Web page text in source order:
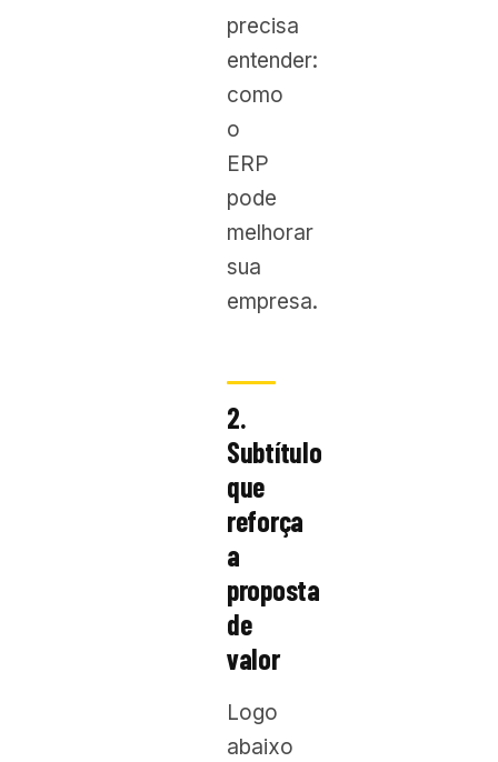
precisa
entender:
como
o
ERP
pode
melhorar
sua
empresa.
2.
Subtítulo
que
reforça
a
proposta
de
valor
Logo
abaixo